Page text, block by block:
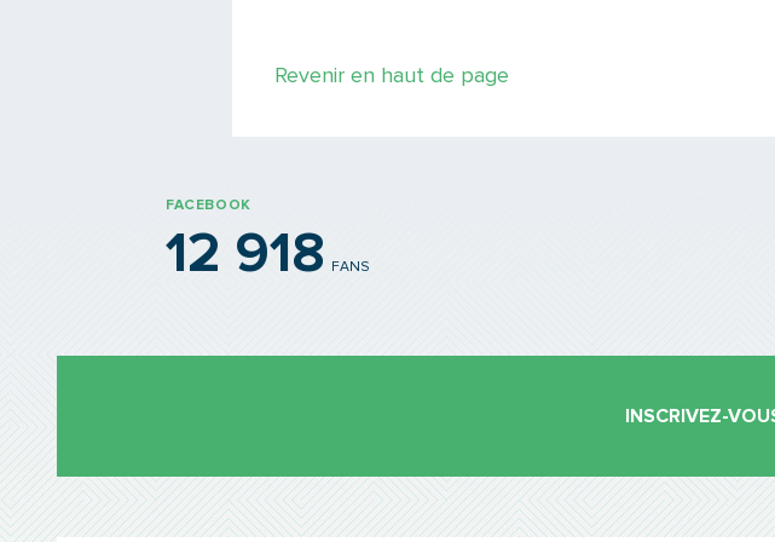
Revenir en haut de page
FACEBOOK
12 918 FANS
INSCRIVEZ-